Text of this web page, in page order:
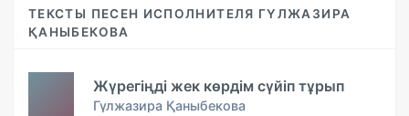
ТЕКСТЫ ПЕСЕН ИСПОЛНИТЕЛЯ ГҮЛЖАЗИРА
ҚАНЫБЕКОВА
Жүрегіңді жек көрдім сүйіп тұрып
Гүлжазира Қаныбекова